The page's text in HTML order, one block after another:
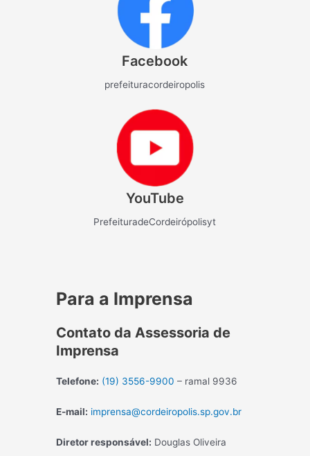
Facebook
prefeituracordeiropolis
YouTube
PrefeituradeCordeirópolisyt
Para a Imprensa
Contato da Assessoria de
Imprensa
Telefone: (19) 3556-9900 – ramal 9936
E-mail: imprensa@cordeiropolis.sp.gov.br
Diretor responsável: Douglas Oliveira